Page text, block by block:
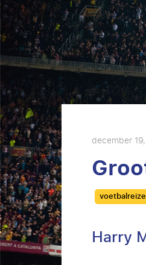
december
Categories
Harry